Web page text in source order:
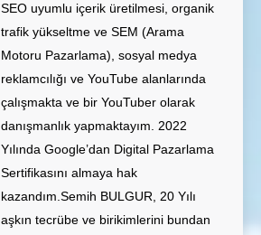
SEO uyumlu içerik üretilmesi, organik
trafik yükseltme ve SEM (Arama
Motoru Pazarlama), sosyal medya
reklamcılığı ve YouTube alanlarında
çalışmakta ve bir YouTuber olarak
danışmanlık yapmaktayım. 2022
Yılında Google’dan Digital Pazarlama
Sertifikasını almaya hak
kazandım.Semih BULGUR, 20 Yılı
aşkın tecrübe ve birikimlerini bundan